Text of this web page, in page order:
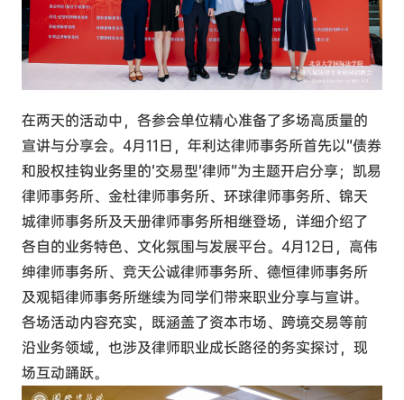
在两天的活动中，各参会单位精心准备了多场高质量的
宣讲与分享会。4月11日，年利达律师事务所首先以“债券
和股权挂钩业务里的‘交易型’律师”为主题开启分享；凯易
律师事务所、金杜律师事务所、环球律师事务所、锦天
城律师事务所及天册律师事务所相继登场，详细介绍了
各自的业务特色、文化氛围与发展平台。4月12日，高伟
绅律师事务所、竞天公诚律师事务所、德恒律师事务所
及观韬律师事务所继续为同学们带来职业分享与宣讲。
各场活动内容充实，既涵盖了资本市场、跨境交易等前
沿业务领域，也涉及律师职业成长路径的务实探讨，现
场互动踊跃。